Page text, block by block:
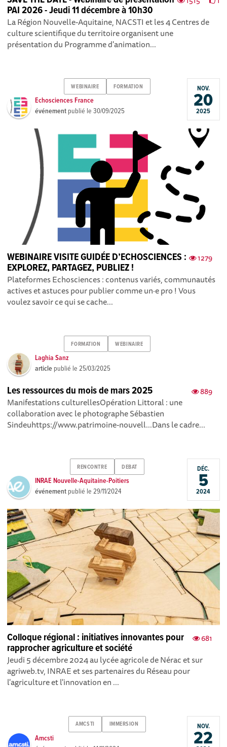
PAI 2026 - Jeudi 11 décembre à 10h30
La Région Nouvelle-Aquitaine, NACSTI et les 4 Centres de
culture scientifique du territoire organisent une
présentation du Programme d'animation...
WEBINAIRE FORMATION
Echosciences France
événement publié le30/09/2025
NOV.
20
2025
1279
WEBINAIRE VISITE GUIDÉE D’ECHOSCIENCES :
EXPLOREZ, PARTAGEZ, PUBLIEZ !
Plateformes Echosciences : contenus variés, communautés
actives et astuces pour publier comme un·e pro ! Vous
voulez savoir ce qui se cache...
FORMATION WEBINAIRE
Laghia Sanz
article publié le25/03/2025
889
Les ressources du mois de mars 2025
Manifestations culturellesOpération Littoral : une
collaboration avec le photographe Sébastien
Sindeuhttps://www.patrimoine-nouvell...Dans le cadre...
RENCONTRE DEBAT
INRAE Nouvelle-Aquitaine-Poitiers
événement publié le29/11/2024
DÉC.
5
2024
681
Colloque régional : initiatives innovantes pour
rapprocher agriculture et société
Jeudi 5 décembre 2024 au lycée agricole de Nérac et sur
agriweb.tv, INRAE et ses partenaires du Réseau pour
l'agriculture et l'innovation en ...
AMCSTI IMMERSION
Amcsti
NOV.
22